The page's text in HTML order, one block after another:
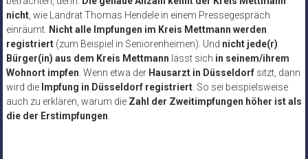
nicht, wie Landrat Thomas Hendele in einem Pressegespräch
einräumt. Nicht alle Impfungen im Kreis Mettmann werden
registriert(zum Beispiel in Seniorenheimen). Und nicht jede(r)
Bürger(in) aus dem Kreis Mettmann lässt sich in seinem/ihrem
Wohnort impfen . Wenn etwa der Hausarzt in Düsseldorfsitzt, dann
wird die Impfung in Düsseldorf registriert. So sei beispielsweise
auch zu erklären, warum die Zahl der Zweitimpfungen höher ist als
die der Erstimpfungen